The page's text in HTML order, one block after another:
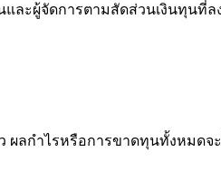
และผู้จัดการตามสัดส่วนเงินทุนที่ล
ลกำไรหรือการขาดทุนทั้งหมดจะ